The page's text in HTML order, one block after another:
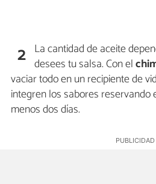
2 La cantidad de aceite
desees tu salsa. Con el
vaciar todo en un recipiente de
integren los sabores
menos dos días.